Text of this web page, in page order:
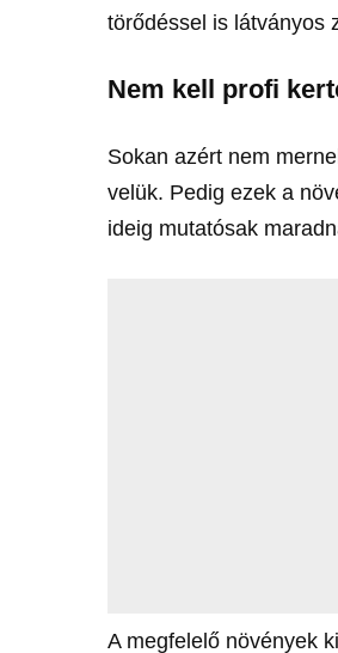
törődéssel is látványos
Nem kell profi
Sokan azért nem
velük. Pedig ezek a
ideig mutatósak
A megfelelő növények